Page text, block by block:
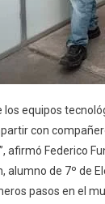
los equipos
con
afirmó Federico
alumno de 7º de
pasos en el